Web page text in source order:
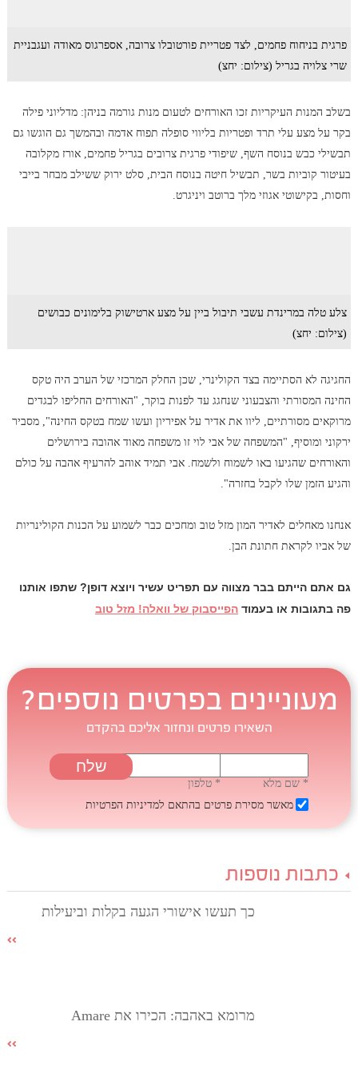
פרגית בניחוח פחמים, לצד פטריית פורטובלו צרובה, אספרגוס מאודה ועגבניית
שרי צלויה בגריל (צילום: יחצ)
בשלב המנות העיקריות זכו האורחים לטעום מנות גורמה בניהן: מדליוני פילה
בקר על מצע עלי תרד ופטריות בליווי סופלה תפוח אדמה ובהמשך גם הוגשו גם
תבשילי כבש בנוסח השף, שיפודי פרגית צרובים בגריל פחמים, אורז מקלובה
בעיטור קוביות בשר, תבשיל חיטה בנוסח הבית, סלט ירוק ששילב מבחר בייבי
וחסות, בקישוטי אגוזי מלך ברוטב ויניגרט.
צלע טלה במרינדת עשבי תיבול ביין על מצע ארטישוק בלימונים כבושים
(צילום: יחצ)
החגיגה לא הסתיימה בצד הקולינרי, שכן החלק המרכזי של הערב היה טקס
החינה המסורתי והצבעוני שנחגג עד לפנות בוקר, "האורחים החליפו לבגדים
מרוקאים מסורתיים, ליוו את אדיר על אפיריון ועשו שמח בטקס החינה", מסביר
ירקוני ומוסיף, "המשפחה של אבי לוי זו משפחה מאוד אהובה בירושלים
והאורחים שהגיעו באו לשמוח ולשמח. אבי תמיד אוהב להרעיף אהבה על כולם
והגיע הזמן שלו לקבל בחזרה".
אנחנו מאחלים לאדיר המון מזל טוב ומחכים כבר לשמוע על הכנות הקולינריות
של אביו לקראת חתונת הבן.
גם אתם הייתם בבר מצווה עם תפריט עשיר ויוצא דופן? שתפו אותנו
פה בתגובות או בעמוד הפייסבוק של וואלה! מזל טוב
מעוניינים בפרטים נוספים?
השאירו פרטים ונחזור אליכם בהקדם
* שם מלא
* טלפון
מאשר מסירת פרטים בהתאם למדיניות הפרטיות
כתבות נוספות
כך תעשו אישורי הגעה בקלות וביעילות
מרומא באהבה: הכירו את Amare